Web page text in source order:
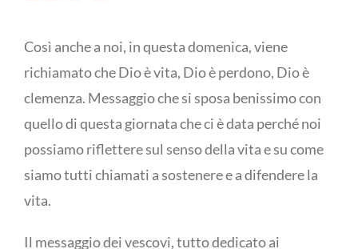
Così anche a noi, in questa domenica, viene
richiamato che Dio è vita, Dio è perdono, Dio è
clemenza. Messaggio che si sposa benissimo con
quello di questa giornata che ci è data perché noi
possiamo riflettere sul senso della vita e su come
siamo tutti chiamati a sostenere e a difendere la
vita.
Il messaggio dei vescovi, tutto dedicato ai